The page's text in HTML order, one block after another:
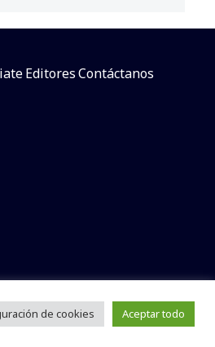
EditoresContáctanos
a la fuente.
de cookies Aceptar todo